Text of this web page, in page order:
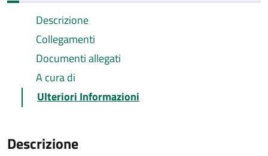
Descrizione
Collegamenti
Documenti allegati
A cura di
Ulteriori Informazioni
Descrizione